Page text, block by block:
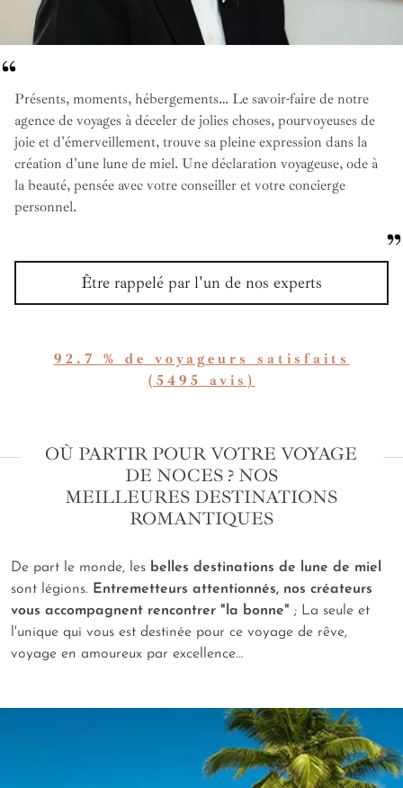
Présents, moments, hébergements… Le savoir-faire de notre
agence de voyages à déceler de jolies choses, pourvoyeuses de
joie et d'émerveillement, trouve sa pleine expression dans la
création d'une lune de miel. Une déclaration voyageuse, ode à
la beauté, pensée avec votre conseiller et votre concierge
personnel.
Être rappelé par l'un de nos experts
92.7 % de voyageurs satisfaits
(5495 avis)
OÙ PARTIR POUR VOTRE VOYAGE
DE NOCES ? NOS
MEILLEURES DESTINATIONS
ROMANTIQUES
De part le monde, les belles destinations de lune de miel
sont légions. Entremetteurs attentionnés, nos créateurs
vous accompagnent rencontrer "la bonne" ; La seule et
l'unique qui vous est destinée pour ce voyage de rêve,
voyage en amoureux par excellence…